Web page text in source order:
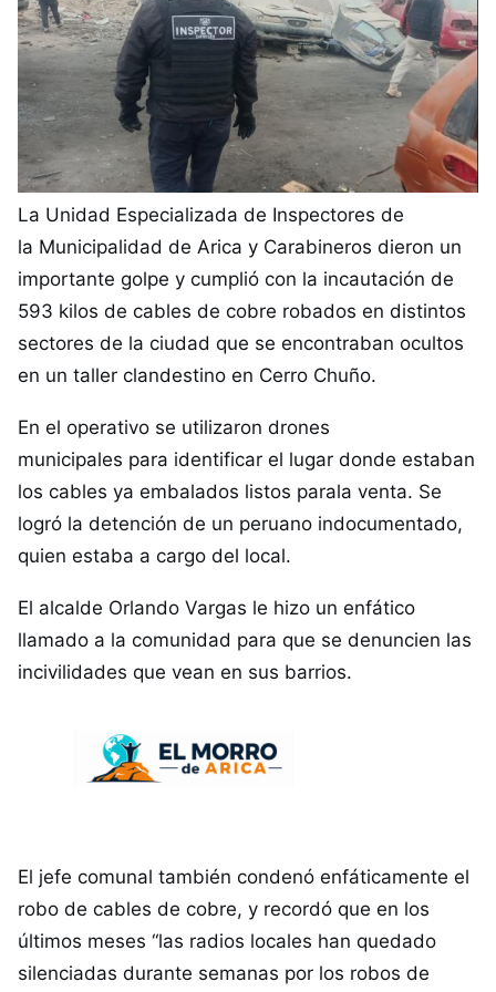
La Unidad Especializada de Inspectores de
la Municipalidad de Arica y Carabineros dieron un
importante golpe y cumplió con la incautación de
593 kilos de cables de cobre robados en distintos
sectores de la ciudad que se encontraban ocultos
en un taller clandestino en Cerro Chuño.
En el operativo se utilizaron drones
municipales para identificar el lugar donde estaban
los cables ya embalados listos parala venta. Se
logró la detención de un peruano indocumentado,
quien estaba a cargo del local.
El alcalde Orlando Vargas le hizo un enfático
llamado a la comunidad para que se denuncien las
incivilidades que vean en sus barrios.
El jefe comunal también condenó enfáticamente el
robo de cables de cobre, y recordó que en los
últimos meses “las radios locales han quedado
silenciadas durante semanas por los robos de